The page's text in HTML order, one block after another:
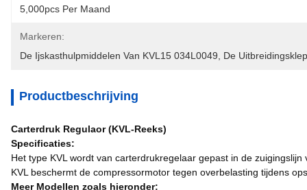
5,000pcs Per Maand
Markeren:
De Ijskasthulpmiddelen Van KVL15 034L0049
De
Productbeschrijving
Carterdruk Regulaor (KVL-Reeks)
Specificaties:
Het type KVL wordt van carterdrukregelaar gepast in de zuigingslijn
KVL beschermt de compressormotor tegen overbelasting tijdens
Meer Modellen zoals hieronder: